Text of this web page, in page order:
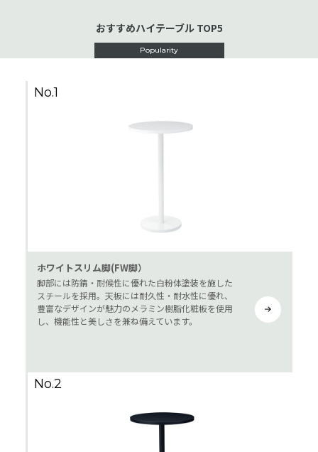
おすすめハイテーブル TOP5
Popularity
No.1
ホワイトスリム脚(FW脚）
脚部には防錆・耐候性に優れた白粉体塗装を施した
スチールを採用。天板には耐久性・耐水性に優れ、
豊富なデザインが魅力のメラミン樹脂化粧板を使用
し、機能性と美しさを兼ね備えています。
No.2